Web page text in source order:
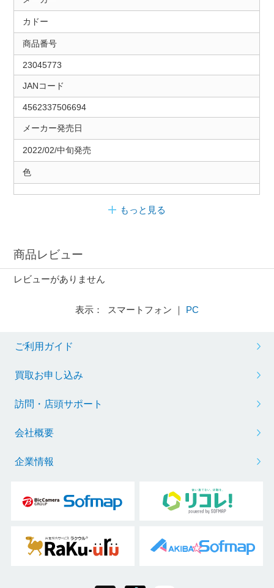
カドー
商品番号
23045773
JANコード
4562337506694
メーカー発売日
2022/02/中旬発売
色
もっと見る
商品レビュー
レビューがありません
表示： スマートフォン ｜ PC
ご利用ガイド
買取お申し込み
訪問・店頭サポート
会社概要
企業情報